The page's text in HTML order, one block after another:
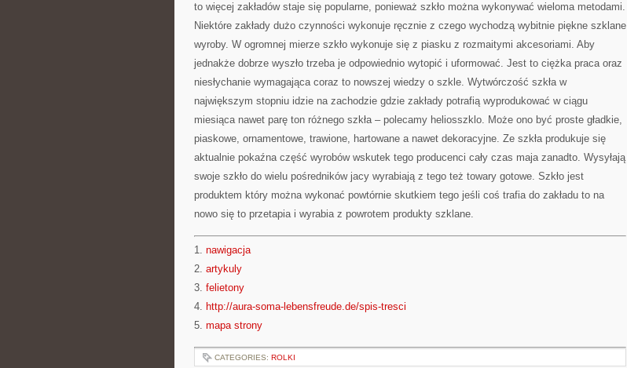
WYJĄTKOWE
to więcej zakładów staje się popularne, ponieważ szkło można wykonywać wieloma metodami.
Niektóre zakłady dużo czynności wykonuje ręcznie z czego wychodzą wybitnie piękne szklane
wyroby. W ogromnej mierze szkło wykonuje się z piasku z rozmaitymi akcesoriami. Aby
jednakże dobrze wyszło trzeba je odpowiednio wytopić i uformować. Jest to ciężka praca oraz
niesłychanie wymagająca coraz to nowszej wiedzy o szkle. Wytwórczość szkła w
największym stopniu idzie na zachodzie gdzie zakłady potrafią wyprodukować w ciągu
miesiąca nawet parę ton różnego szkła – polecamy heliosszklo. Może ono być proste gładkie,
piaskowe, ornamentowe, trawione, hartowane a nawet dekoracyjne. Ze szkła produkuje się
aktualnie pokaźna część wyrobów wskutek tego producenci cały czas maja zanadto. Wysyłają
swoje szkło do wielu pośredników jacy wyrabiają z tego też towary gotowe. Szkło jest
produktem który można wykonać powtórnie skutkiem tego jeśli coś trafia do zakładu to na
nowo się to przetapia i wyrabia z powrotem produkty szklane.
1. nawigacja
2. artykuly
3. felietony
4. http://aura-soma-lebensfreude.de/spis-tresci
5. mapa strony
CATEGORIES: ROLKI